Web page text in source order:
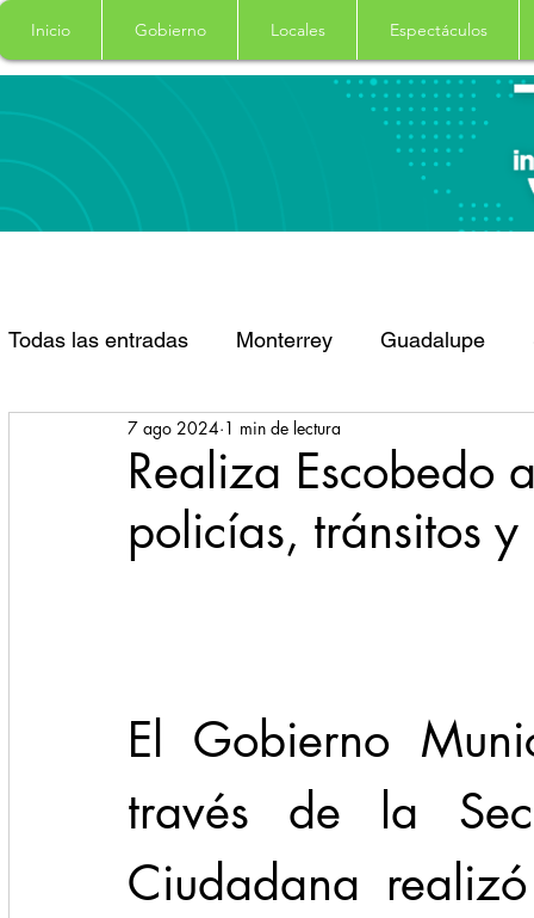
Inicio Gobierno Locales Espectáculos
Todas las entradas Monterrey Guadalupe
Santa Catarina San Pedro Garza Garcia
Espectaculos Clima Principal Salud
Seguridad 1 enero
Realiza Escobedo
policías, tránsitos y
7 ago 2024 1 min de lectura
El Gobierno
través de la
Ciudadana